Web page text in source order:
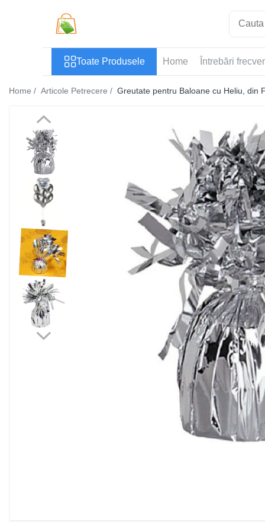
Casa si Bricolaj
Articole pentru baie
Articole pentru Bucatarie
Accesorii Bucătărie
Dozatoare Condimente
Forme cuburi de gheata
Genti Termoizolante Mancare
Bucatarie
Organizatoare si Depozitare
Bucatarie
Pahare, Sticle si Cani
Ustensile pentru Bucătărie
Ustensile pentru Bucătărie
Veselă pentru Masă
Articole pentru Casa si Curatenie
Toate Produsele Home Întrebări
Home / Articole Petrecere / Greutate pentru Baloane cu Heliu, din